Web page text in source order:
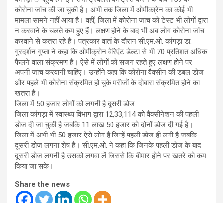
कोरोना जांच की जा चुकी है। अभी तक जिला में ओमीका्रेन का कोई भी
मामला सामने नहीं आया है। वहीं, जिला में कोरोना जांच को टेस्ट भी लोगों द्वारा
न करवाने के चलते कम हुए हैं। लक्षण होने के बाद भी अब लोग कोरोना जांच
करवाने से कतरा रहे हैं। पत्रकार वार्ता के दौरान सी.एम.ओ. कांगड़ा डा.
गुरदर्शन गुप्ता ने कहा कि ओमीक्रोन वेरिएंट डेल्टा से भी 70 प्रतिशत अधिक
फैलने वाला संक्रमण है। ऐसे में लोगों को सजग रहते हुए लक्षण होने पर
अपनी जांच करवानी चाहिए। उन्होंने कहा कि कोरोना वैक्सीन की डबल डोज
और पहले भी कोरोना संक्रमित हो चुके मरीजों के दोबारा संक्रमित होने का
खतरा है।
जिला में 50 हजार लोगों को लगनी है दूसरी डोज
जिला कांगड़ा में स्वास्थ्य विभाग द्वारा 12,33,114 को वैक्सीनेशन की पहली
डोज दी जा चुकी है जबकि 11 लाख 50 हजार को दोनों डोज दी गई है।
जिला में अभी भी 50 हजार ऐसे लोग हैं जिन्हें पहली डोज ही लगी है जबकि
दूसरी डोज लगना शेष है। सी.एम.ओ. ने कहा कि जिनके पहली डोज के बाद
दूसरी डोज लगनी है उसको लगवा लें जिससे कि बीमार होने पर खतरे को कम
किया जा सके।
Share the news